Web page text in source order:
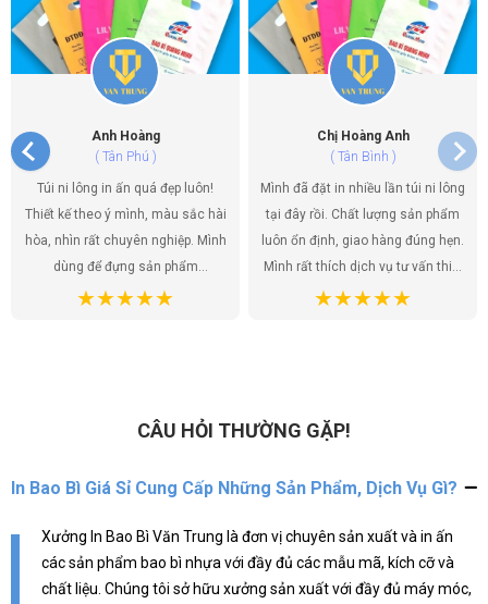
Anh Hoàng
( Tân Phú )
Túi ni lông in ấn quá đẹp luôn!
Thiết kế theo ý mình, màu sắc hài
hòa, nhìn rất chuyên nghiệp. Mình
dùng để đựng sản phẩm
handmade của shop, khách hàng
Chị Hoàng Anh
( Tân Bình )
Mình đã đặt in nhiều lần túi ni lông
tại đây rồi. Chất lượng sản phẩm
luôn ổn định, giao hàng đúng hẹn.
Mình rất thích dịch vụ tư vấn thiết
kế, họ giúp mình có được những
để gửi gắm điều đó.
CÂU HỎI THƯỜNG GẶP!
In Bao Bì Giá Sỉ Cung Cấp Những Sản Phẩm, Dịch Vụ Gì?
Xưởng In Bao Bì Văn Trung là đơn vị chuyên sản xuất và in ấn
các sản phẩm bao bì nhựa với đầy đủ các mẫu mã, kích cỡ và
chất liệu. Chúng tôi sở hữu xưởng sản xuất với đầy đủ máy móc,